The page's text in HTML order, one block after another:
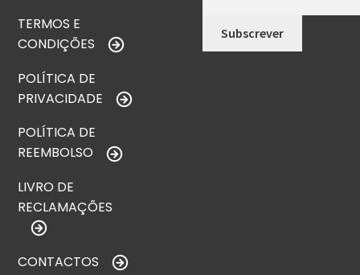
TERMOS E
CONDIÇÕES
POLÍTICA DE
PRIVACIDADE
POLÍTICA DE
REEMBOLSO
LIVRO DE
RECLAMAÇÕES
CONTACTOS